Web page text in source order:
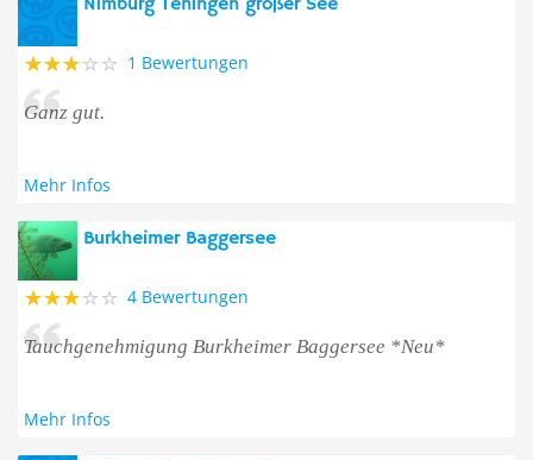
Nimburg Teningen großer See
1 Bewertungen
Ganz gut.
Mehr Infos
Burkheimer Baggersee
4 Bewertungen
Tauchgenehmigung Burkheimer Baggersee *Neu*
Mehr Infos